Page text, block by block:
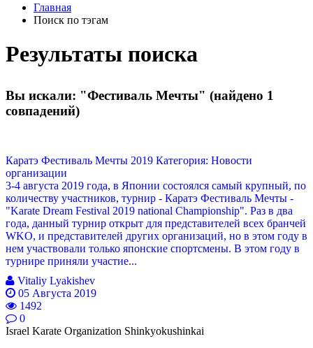
Главная
Поиск по тэгам
Результаты поиска
Вы искали: "Фестиваль Мечты" (найдено 1
совпадений)
Каратэ Фестиваль Мечты 2019 Категория: Новости
организации
3-4 августа 2019 года, в Японии состоялся самый крупный, по
количеству участников, турнир - Каратэ Фестиваль Мечты -
"Karate Dream Festival 2019 national Championship". Раз в два
года, данный турнир открыт для представителей всех бранчей
WKO, и представителей других организаций, но в этом году в
нем участвовали только японские спортсмены. В этом году в
турнире приняли участие...
Vitaliy Lyakishev
05 Августа 2019
1492
0
Israel Karate Organization Shinkyokushinkai